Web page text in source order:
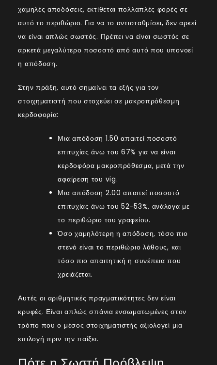
χαμηλές αποδόσεις, εκτίθεται πολλαπλές φορές σε
αυτό το περιθώριο. Για να το αντισταθμίσει, δεν αρκεί
να είναι απλώς σωστός. Πρέπει να είναι σωστός σε
αρκετά μεγαλύτερο ποσοστό από αυτό που υπονοεί
η απόδοση.
Στην πράξη, αυτό σημαίνει τα εξής για τον
στοιχηματιστή που στοχεύει σε μακροπρόθεσμη
κερδοφορία:
Μια απόδοση 1.50 απαιτεί ποσοστό
επιτυχίας άνω του 67% για να είναι
κερδοφόρα μακροπρόθεσμα, μετά την
αφαίρεση του vig.
Μια απόδοση 2.00 απαιτεί ποσοστό
επιτυχίας άνω του 52-53%, ανάλογα με
το περιθώριο του γραφείου.
Όσο χαμηλότερη η απόδοση, τόσο πιο
στενό είναι το περιθώριο λάθους, και
τόσο πιο απαιτητική η συνέπεια που
χρειάζεται.
Αυτές οι αριθμητικές πραγματικότητες δεν είναι
κρυφές. Είναι απλώς σπάνια ενσωματωμένες στον
τρόπο που ο μέσος στοιχηματιστής αξιολογεί μια
επιλογή πριν την παίξει.